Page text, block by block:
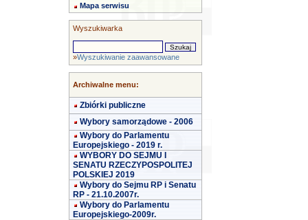
Mapa serwisu
Wyszukiwarka
»Wyszukiwanie zaawansowane
Archiwalne menu:
Zbiórki publiczne
Wybory samorządowe - 2006
Wybory do Parlamentu
Europejskiego - 2019 r.
WYBORY DO SEJMU I
SENATU RZECZYPOSPOLITEJ
POLSKIEJ 2019
Wybory do Sejmu RP i Senatu
RP - 21.10.2007r.
Wybory do Parlamentu
Europejskiego-2009r.